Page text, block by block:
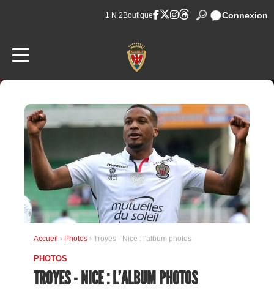
1 N 2 Boutique Connexion
Accueil › Photos › Troyes - Nice : l'album photos
PHOTOS
TROYES - NICE : L'ALBUM PHOTOS